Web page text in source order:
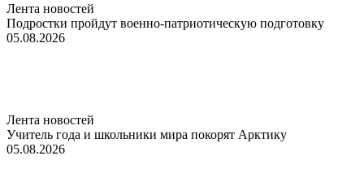
Лента новостей
Подростки пройдут военно-патриотическую подготовку
05.08.2026
Лента новостей
Учитель года и школьники мира покорят Арктику
05.08.2026